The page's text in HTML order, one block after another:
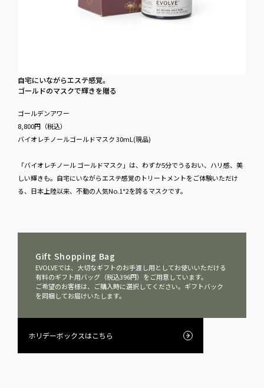
自宅に​いながら​エステ感覚。
ゴールドの​マスクで​輝きを​贈る
ゴールデンアワー
8,800円​（税込）
バイオレチノールゴールドマスク 30mL(現品)
「バイオレチノール ゴールドマスク」は、わずか5分でうるおい、ハリ感、美
しい輝きも。自宅にいながらエステ感覚のトリートメントをご体験いただけ
る、日本上陸以来、不動の人気No.1*2を誇るマスクです。
Gift Shopping Bag
EVOLVEでは、大切なギフトのお手渡し用としてお使いいただける
有料のギフト用バッグ（税込396円）をご用意しています。
ご希望のお客様は、ご購入時に選択してください。ギフトバック
を同梱してお届けいたします。
ホリデーボックスはこちら